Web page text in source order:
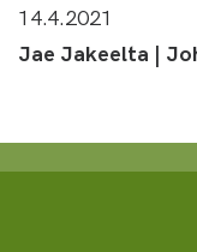
14.4.2021
Jae Jakeelta |